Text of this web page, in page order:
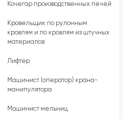
Кочегар производственных печей
Кровельщик по рулонным
кровлям и по кровлям из штучных
материалов
Лифтер
Машинист (оператор) крана-
манипулятора
Машинист мельниц